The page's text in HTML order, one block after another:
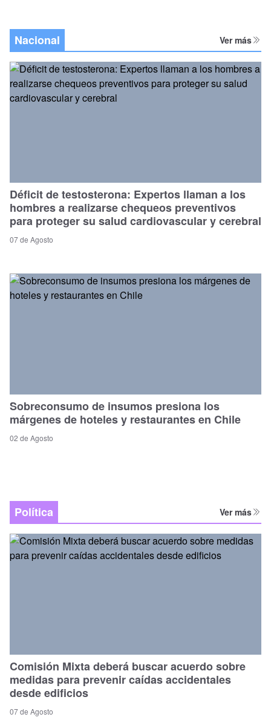
Nacional Ver más
Déficit de testosterona: Expertos llaman a los
hombres a realizarse chequeos preventivos
para proteger su salud cardiovascular y cerebral
07 de Agosto
Sobreconsumo de insumos presiona los
márgenes de hoteles y restaurantes en Chile
02 de Agosto
Política Ver más
Comisión Mixta deberá buscar acuerdo sobre
medidas para prevenir caídas accidentales
desde edificios
07 de Agosto